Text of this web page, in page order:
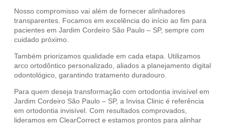
Nosso compromisso vai além de fornecer alinhadores
transparentes. Focamos em excelência do início ao fim para
pacientes em Jardim Cordeiro São Paulo – SP, sempre com
cuidado próximo.
Também priorizamos qualidade em cada etapa. Utilizamos
arco ortodôntico personalizado, aliados a planejamento digital
odontológico, garantindo tratamento duradouro.
Para quem deseja transformação com ortodontia invisível em
Jardim Cordeiro São Paulo – SP, a Invisa Clinic é referência
em ortodontia invisível. Com resultados comprovados,
lideramos em ClearCorrect e estamos prontos para alinhar